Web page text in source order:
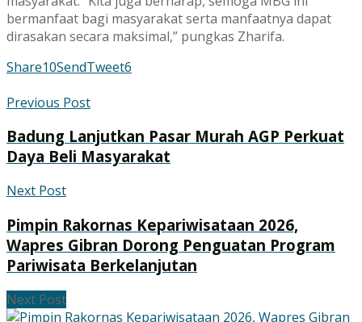
bermanfaat bagi masyarakat serta manfaatnya dapat
dirasakan secara maksimal,” pungkas Zharifa.
Share10SendTweet6
Previous Post
Badung Lanjutkan Pasar Murah AGP Perkuat
Daya Beli Masyarakat
Next Post
Pimpin Rakornas Kepariwisataan 2026,
Wapres Gibran Dorong Penguatan Program
Pariwisata Berkelanjutan
Next Post